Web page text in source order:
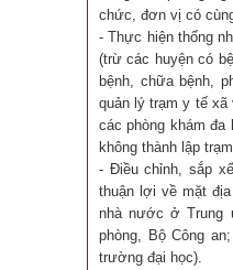
chức, đơn vị có
- Thực hiện thống
(trừ các huyện có
bệnh, chữa bệnh,
quản lý trạm y tế xã
các phòng khám
không thành lập
- Điều chỉnh, sắp
thuận lợi về mặt
nhà nước ở Trung
phòng, Bộ Công
trường đại học).